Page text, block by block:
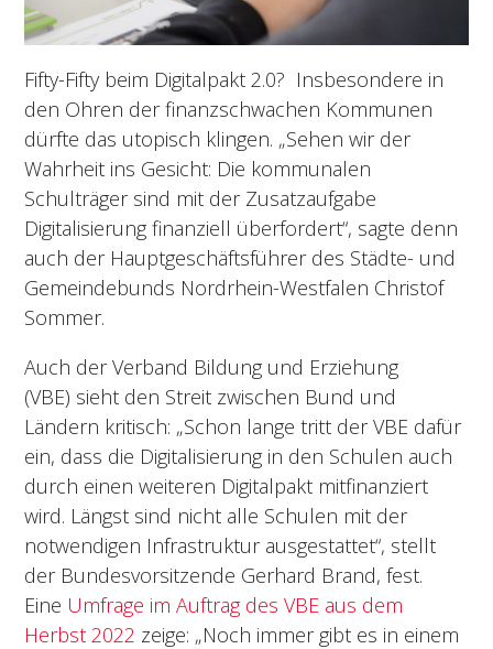
Fifty-Fifty beim Digitalpakt 2.0? Insbesondere in
den Ohren der finanzschwachen Kommunen
dürfte das utopisch klingen. „Sehen wir der
Wahrheit ins Gesicht: Die kommunalen
Schulträger sind mit der Zusatzaufgabe
Digitalisierung finanziell überfordert“, sagte denn
auch der Hauptgeschäftsführer des Städte- und
Gemeindebunds Nordrhein-Westfalen Christof
Sommer.
Auch der Verband Bildung und Erziehung
(VBE) sieht den Streit zwischen Bund und
Ländern kritisch: „Schon lange tritt der VBE dafür
ein, dass die Digitalisierung in den Schulen auch
durch einen weiteren Digitalpakt mitfinanziert
wird. Längst sind nicht alle Schulen mit der
notwendigen Infrastruktur ausgestattet“, stellt
der Bundesvorsitzende Gerhard Brand, fest.
Eine Umfrage im Auftrag des VBE aus dem
Herbst 2022 zeige: „Noch immer gibt es in einem